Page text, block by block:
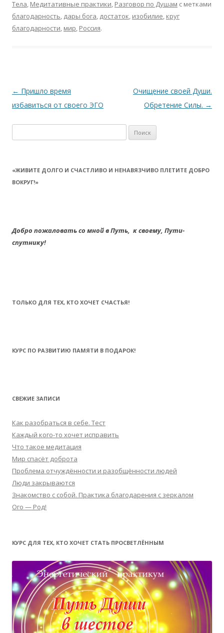
Тела, Медитативные практики, Разговор по Душам с метками
благодарность, дары бога, достаток, изобилие, круг
благодарности, мир, Россия.
Навигация
по
← Пришло время
избавиться от своего ЭГО
Очищение своей Души.
Обретение Силы. →
«ЖИВИТЕ ДОЛГО И СЧАСТЛИВО И НЕНАВЯЗЧИВО ПЛЕТИТЕ ДОБРО
ВОКРУГ!»
Добро пожаловать со мной в Путь, к своему, Пути-
спутнику!
ТОЛЬКО ДЛЯ ТЕХ, КТО ХОЧЕТ СЧАСТЬЯ!
КУРС ПО РАЗВИТИЮ ПАМЯТИ В ПОДАРОК!
СВЕЖИЕ ЗАПИСИ
Как разобраться в себе. Тест
Каждый кого-то хочет исправить
Что такое медитация
Мир спасёт доброта
Проблема отчуждённости и разобщённости людей
Люди закрываются
Знакомство с собой. Практика благодарения с зеркалом
Ого — Род!
КУРС ДЛЯ ТЕХ, КТО ХОЧЕТ СТАТЬ ПРОСВЕТЛЁННЫМ